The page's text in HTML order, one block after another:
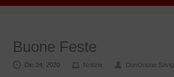
Buone Feste
Dic 24, 2020 Notizie DonOrione